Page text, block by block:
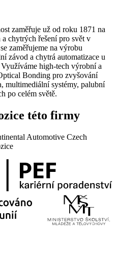
zaměřuje už od roku 1871 na
chytrých řešení pro svět v
zaměřujeme na výrobu
závod a chytrá automatizace u
high-tech výrobní a
Bonding pro zvyšování
multimediální systémy, palubní
po celém světě.
této firmy
Automotive Czech